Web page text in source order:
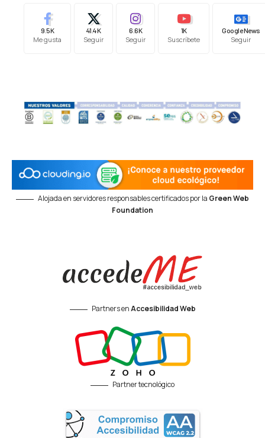
9.5K
Me gusta
41.4K
Seguir
6.6K
Seguir
1K
Suscríbete
Google News
Seguir
Alojada en servidores responsables certificados por la Green Web
Foundation
Partners enAccesibilidad Web
Partner tecnológico